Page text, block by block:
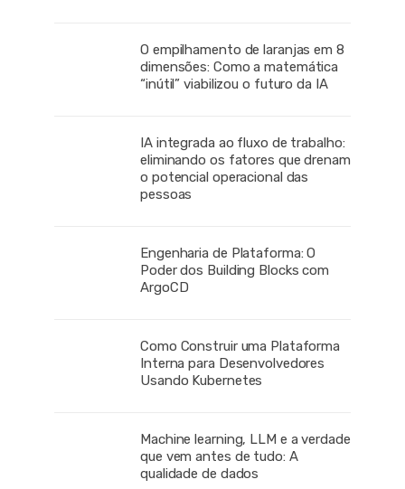
O empilhamento de laranjas em 8
dimensões: Como a matemática
“inútil” viabilizou o futuro da IA
IA integrada ao fluxo de trabalho:
eliminando os fatores que drenam
o potencial operacional das
pessoas
Engenharia de Plataforma: O
Poder dos Building Blocks com
ArgoCD
Como Construir uma Plataforma
Interna para Desenvolvedores
Usando Kubernetes
Machine learning, LLM e a verdade
que vem antes de tudo: A
qualidade de dados